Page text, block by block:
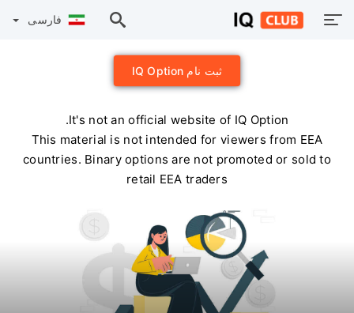
فارسی
ثبت نام IQ Option
It's not an official website of IQ Option.
This material is not intended for viewers from EEA
countries. Binary options are not promoted or sold to
retail EEA traders